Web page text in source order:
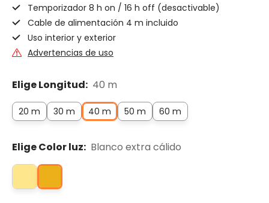
Temporizador 8 h on / 16 h off (desactivable)
Cable de alimentación 4 m incluido
Uso interior y exterior
Advertencias de uso
Elige Longitud: 40 m
20 m 30 m 40 m 50 m 60 m
Elige Color luz: Blanco extra cálido